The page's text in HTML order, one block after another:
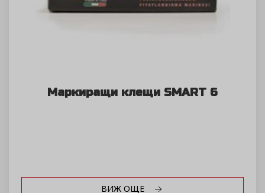
Маркиращи клещи SMART 6
ВИЖ ОЩЕ